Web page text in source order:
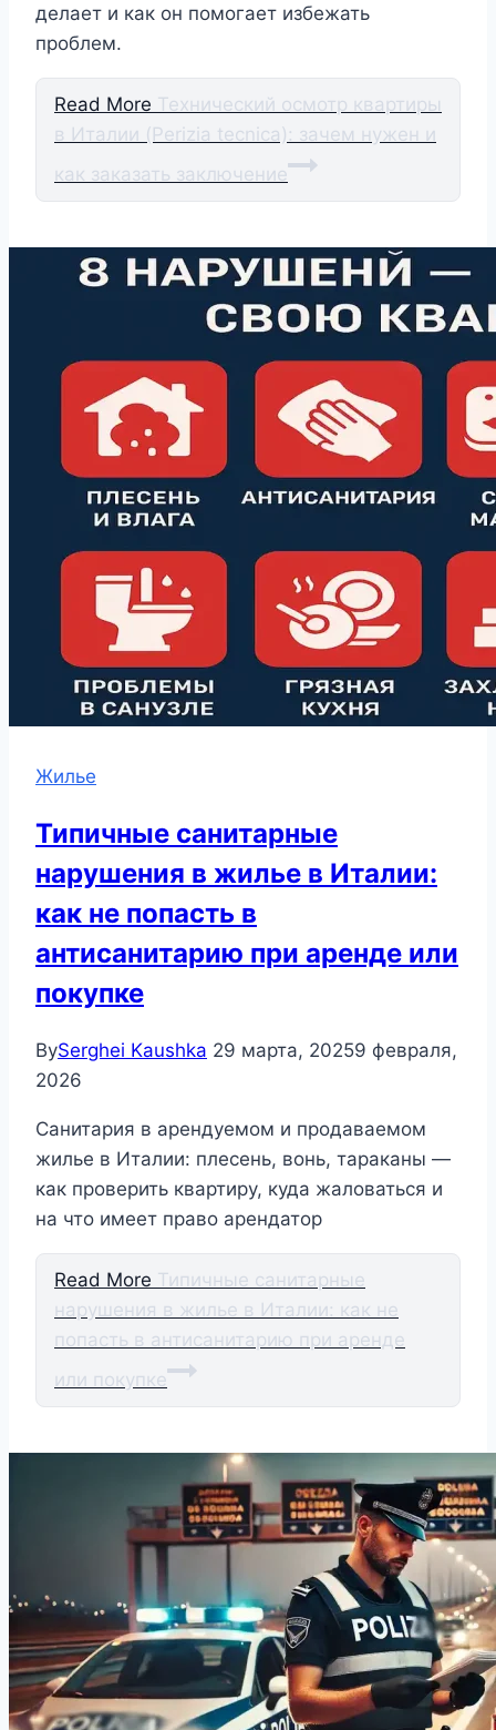
делает и как он помогает избежать
проблем.
Read More Технический осмотр квартиры
в Италии (Perizia tecnica): зачем нужен и
как заказать заключение
Жилье
Типичные санитарные
нарушения в жилье в Италии:
как не попасть в
антисанитарию при аренде или
покупке
BySerghei Kaushka 29 марта, 20259 февраля,
2026
Санитария в арендуемом и продаваемом
жилье в Италии: плесень, вонь, тараканы —
как проверить квартиру, куда жаловаться и
на что имеет право арендатор
Read More Типичные санитарные
нарушения в жилье в Италии: как не
попасть в антисанитарию при аренде
или покупке